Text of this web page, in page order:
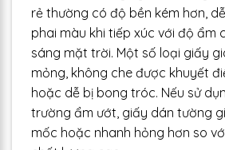
rẻ thường có độ bền kém hơn,
phai màu khi tiếp xúc với độ ẩm
sáng mặt trời. Một số loại giấy
mỏng, không che được khuyết
hoặc dễ bị bong tróc. Nếu sử
trường ẩm ướt, giấy dán tường
mốc hoặc nhanh hỏng hơn so